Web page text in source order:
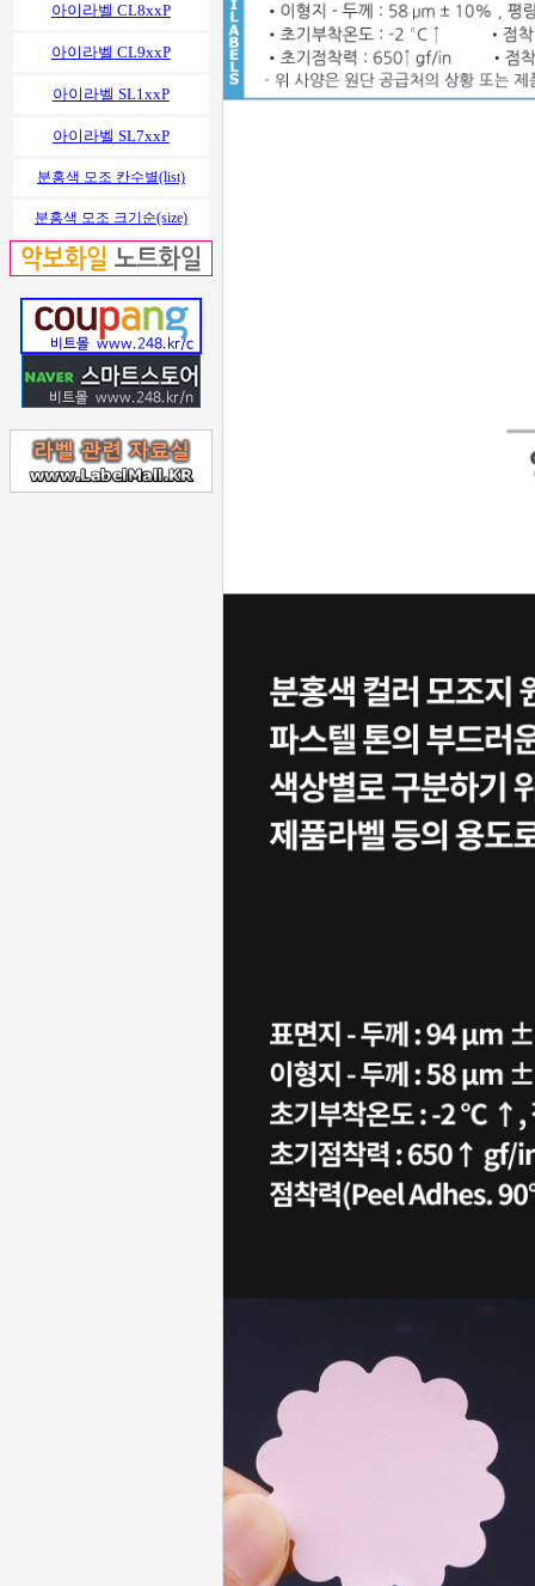
아이라벨 CL8xxP
아이라벨 CL9xxP
아이라벨 SL1xxP
아이라벨 SL7xxP
분홍색 모조 칸수별(list)
분홍색 모조 크기순(size)